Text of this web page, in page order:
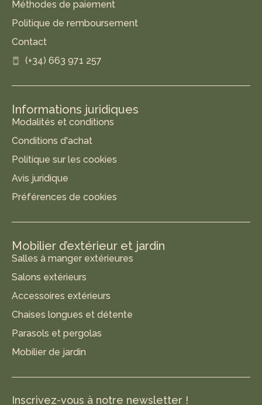
Méthodes de paiement
Politique de remboursement
Contact
(+34) 663 971 257
Informations juridiques
Modalités et conditions
Conditions d'achat
Politique sur les cookies
Avis juridique
Préférences de cookies
Mobilier d’extérieur et jardin
Salles à manger extérieures
Salons extérieurs
Accessoires extérieurs
Chaises longues et détente
Parasols et pergolas
Mobilier de jardin
Inscrivez-vous à notre newsletter !